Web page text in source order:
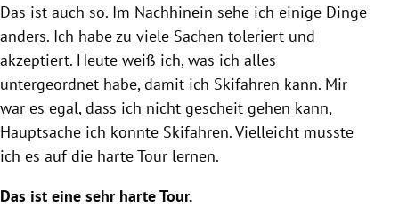
Das ist auch so. Im Nachhinein sehe ich einige Dinge
anders. Ich habe zu viele Sachen toleriert und
akzeptiert. Heute weiß ich, was ich alles
untergeordnet habe, damit ich Skifahren kann. Mir
war es egal, dass ich nicht gescheit gehen kann,
Hauptsache ich konnte Skifahren. Vielleicht musste
ich es auf die harte Tour lernen.
Das ist eine sehr harte Tour.